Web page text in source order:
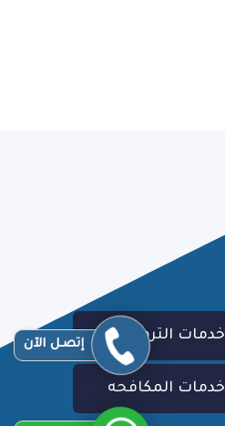
خدمات الترميم
خدمات المكافحه
إتصـل الآن